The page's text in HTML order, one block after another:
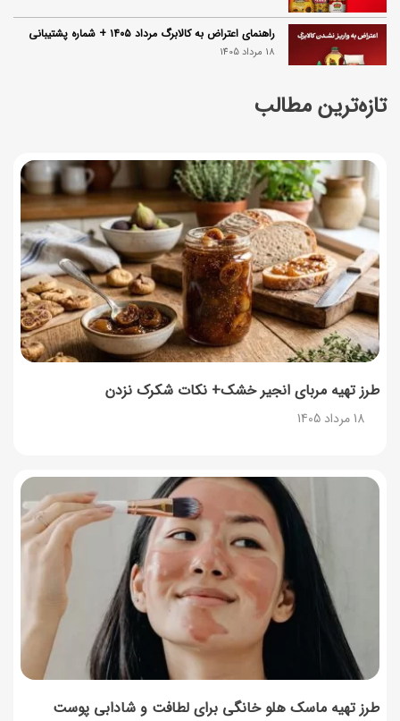
تازه‌ترین مطالب
طرز تهیه مربای انجیر خشک+ نکات شکرک نزدن
18 مرداد 1405
طرز تهیه ماسک هلو خانگی برای لطافت و شادابی پوست
راهنمای اعتراض به کالابرگ مرداد ۱۴۰۵ + شماره پشتیبانی
18 مرداد 1405
گردو را با چه دستگاهی آسیاب کنیم که روغن نیندازد؟
ناهار چی بپزم؟ لیست ۱۵۸ ناهار خوشمزه، سریع، اقتصادی و
مجلسی
17 مرداد 1405
طرز تهیه اوتمیل گیلاس؛ صبحانه سالم با طعم تابستانی
17 مرداد 1405
طرز تهیه محلبی انجیر؛ دسر خوشمزه با طعم انجیر تازه
17 مرداد 1405
چرا موجودی کالابرگ کم شده؟ (راهنمای پیگیری + رفع
مشکل)
17 مرداد 1405
ساخت فیلم سینمایی «Game of Thrones» رسماً تأیید شد
17 مرداد 1405